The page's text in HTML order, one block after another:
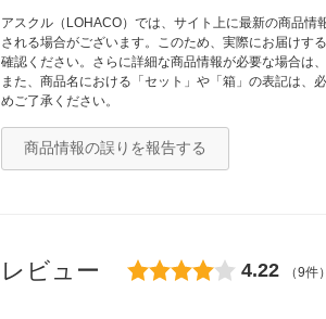
アスクル（LOHACO）では、サイト上に最新の商品
される場合がございます。このため、実際にお届けす
確認ください。さらに詳細な商品情報が必要な場合は
また、商品名における「セット」や「箱」の表記は、
めご了承ください。
商品情報の誤りを報告する
レビュー 4.22 （9件）